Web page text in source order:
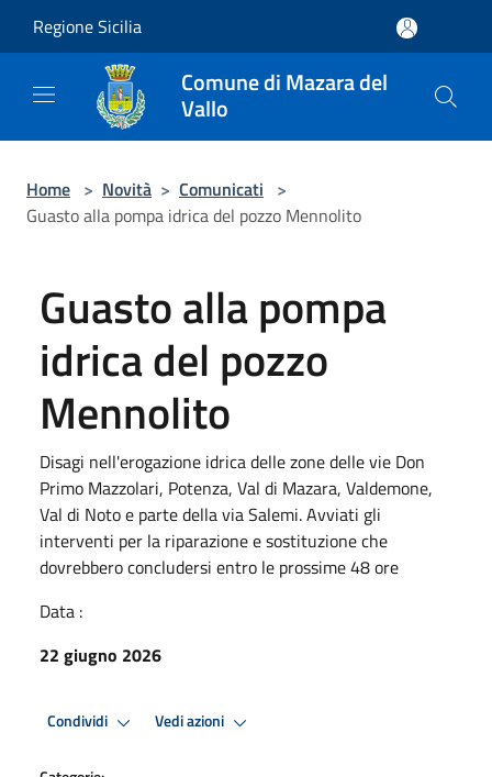
Regione Sicilia
Comune di Mazara del
Vallo
Home > Novità > Comunicati >
Guasto alla pompa idrica del pozzo Mennolito
Guasto alla pompa
idrica del pozzo
Mennolito
Disagi nell'erogazione idrica delle zone delle vie Don
Primo Mazzolari, Potenza, Val di Mazara, Valdemone,
Val di Noto e parte della via Salemi. Avviati gli
interventi per la riparazione e sostituzione che
dovrebbero concludersi entro le prossime 48 ore
Data :
22 giugno 2026
Condividi Vedi azioni